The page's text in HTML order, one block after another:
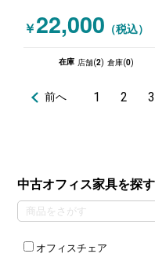
中古オフィス家具を探す
オフィスチェア
￥22,000 （税込）
在庫 店舗(2) 倉庫(0)
前へ 1 2 3